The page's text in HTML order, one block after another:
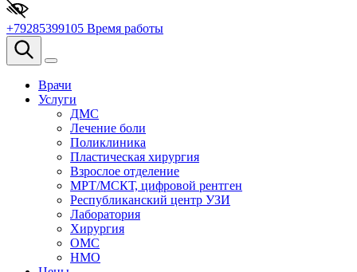
+79285399105 Время работы
Врачи
Услуги
ДМС
Лечение боли
Поликлиника
Пластическая хирургия
Взрослое отделение
МРТ/МСКТ, цифровой рентген
Республиканский центр УЗИ
Лаборатория
Хирургия
ОМС
НМО